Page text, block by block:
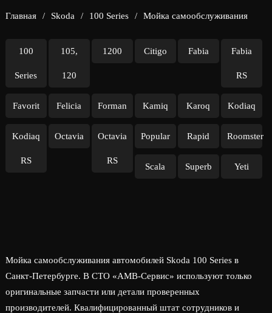
Главная / Skoda / 100 Series / Мойка самообслуживания
100
Series
105,
120
1200 Citigo Fabia Fabia
RS
Favorit Felicia Forman Kamiq Karoq Kodiaq
Kodiaq
RS
Octavia Octavia
RS
Popular Rapid Roomster
Scala Superb Yeti
Мойка самообслуживания автомобилей Skoda 100 Series в
Санкт-Петербурге. В СТО «АМВ-Сервис» используют только
оригинальные запчасти или детали проверенных
производителей. Квалифицированный штат сотрудников и